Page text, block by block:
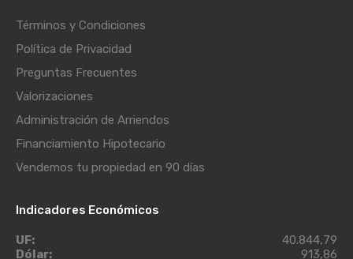
Términos y Condiciones
Política de Privacidad
Preguntas Frecuentes
Valorizaciones
Administración de Arriendos
Financiamiento Hipotecario
Vendemos tu propiedad en 90 días
Indicadores Económicos
UF:
40.844,79
Dólar:
913,86